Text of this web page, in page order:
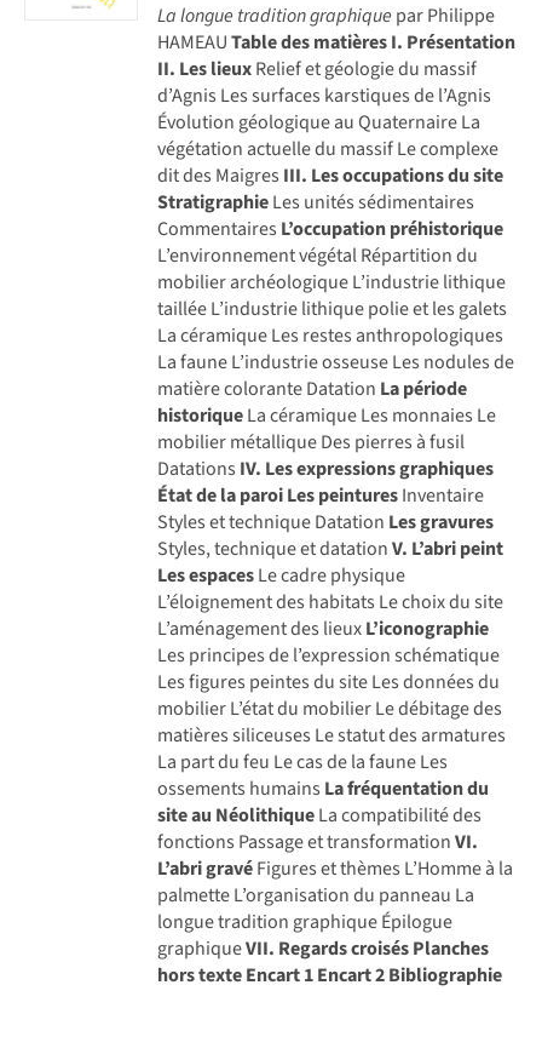
La longue tradition graphique par Philippe
HAMEAUTable des matièresI. Présentation
II. Les lieuxRelief et géologie du massif
d’Agnis Les surfaces karstiques de l’Agnis
Évolution géologique au Quaternaire La
végétation actuelle du massif Le complexe
dit des Maigres III. Les occupations du site
StratigraphieLes unités sédimentaires
Commentaires L’occupation préhistorique
L’environnement végétal Répartition du
mobilier archéologique L’industrie lithique
taillée L’industrie lithique polie et les galets
La céramique Les restes anthropologiques
La faune L’industrie osseuse Les nodules de
matière colorante Datation La période
historiqueLa céramique Les monnaies Le
mobilier métallique Des pierres à fusil
Datations IV. Les expressions graphiques
État de la paroiLes peinturesInventaire
Styles et technique Datation Les gravures
Styles, technique et datationV. L’abri peint
Les espacesLe cadre physique
L’éloignement des habitats Le choix du site
L’aménagement des lieuxL’iconographie
Les principes de l’expression schématique
Les figures peintes du site Les données du
mobilier L’état du mobilier Le débitage des
matières siliceuses Le statut des armatures
La part du feu Le cas de la faune Les
ossements humains La fréquentation du
site au NéolithiqueLa compatibilité des
fonctions Passage et transformationVI.
L’abri gravéFigures et thèmes L’Homme à la
palmette L’organisation du panneau La
longue tradition graphique Épilogue
graphiqueVII. Regards croisés Planches
hors texteEncart 1Encart 2Bibliographie